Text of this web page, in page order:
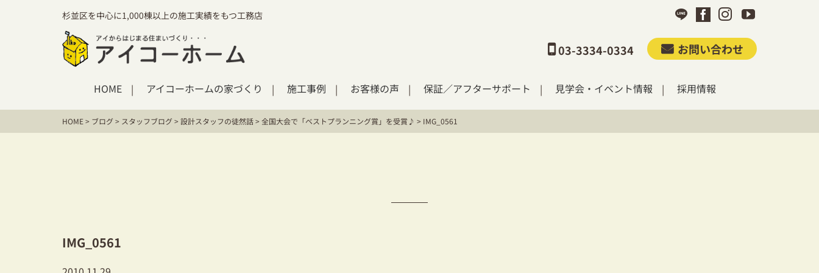
杉並区を中心に1,000棟以上の施工実績をもつ工務店
03-3334-0334 お問い合わせ
HOME アイコーホームの家づくり 施工事例 お客様の声 保証／アフターサポート 見学会・イベント情報 採用情報
HOME> ブログ> スタッフブログ>設計スタッフの徒然話>全国大会で「ベストプランニング賞」を受賞♪ > IMG_0561
IMG_0561